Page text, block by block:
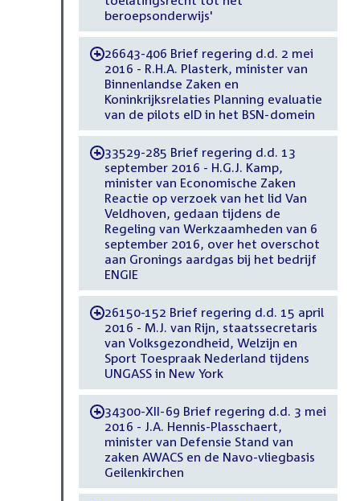
beroepsonderwijs'
-26643-406 Brief regering d.d. 2 mei
2016 - R.H.A. Plasterk, minister van
Binnenlandse Zaken en
Koninkrijksrelaties Planning evaluatie
van de pilots eID in het BSN-domein
-33529-285 Brief regering d.d. 13
september 2016 - H.G.J. Kamp,
minister van Economische Zaken
Reactie op verzoek van het lid Van
Veldhoven, gedaan tijdens de
Regeling van Werkzaamheden van 6
september 2016, over het overschot
aan Gronings aardgas bij het bedrijf
ENGIE
-26150-152 Brief regering d.d. 15 april
2016 - M.J. van Rijn, staatssecretaris
van Volksgezondheid, Welzijn en
Sport Toespraak Nederland tijdens
UNGASS in New York
-34300-XII-69 Brief regering d.d. 3 mei
2016 - J.A. Hennis-Plasschaert,
minister van Defensie Stand van
zaken AWACS en de Navo-vliegbasis
Geilenkirchen